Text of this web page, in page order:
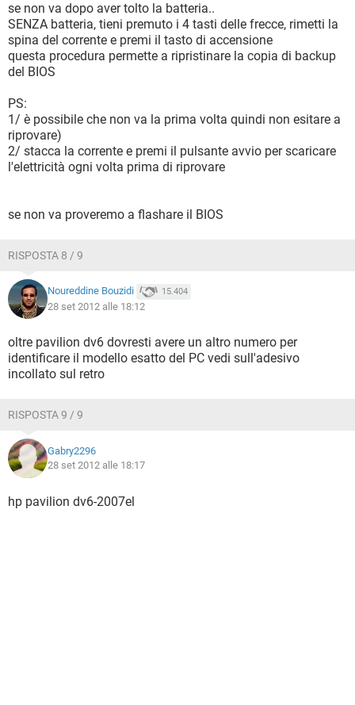
se non va dopo aver tolto la batteria..
SENZA batteria, tieni premuto i 4 tasti delle frecce, rimetti la
spina del corrente e premi il tasto di accensione
questa procedura permette a ripristinare la copia di backup
del BIOS
PS:
1/ è possibile che non va la prima volta quindi non esitare a
riprovare)
2/ stacca la corrente e premi il pulsante avvio per scaricare
l'elettricità ogni volta prima di riprovare
se non va proveremo a flashare il BIOS
RISPOSTA 8 / 9
Noureddine Bouzidi 15.404
28 set 2012 alle 18:12
oltre pavilion dv6 dovresti avere un altro numero per
identificare il modello esatto del PC vedi sull'adesivo
incollato sul retro
RISPOSTA 9 / 9
Gabry2296
28 set 2012 alle 18:17
hp pavilion dv6-2007el